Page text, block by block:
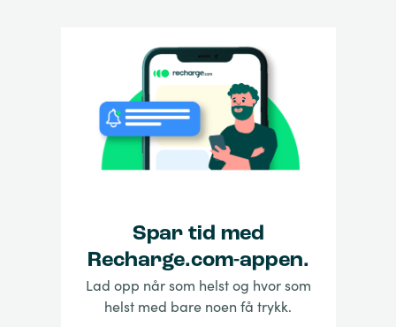
Spar tid med
Recharge.com-appen.
Lad opp når som helst og hvor som
helst med bare noen få trykk.